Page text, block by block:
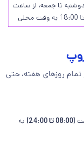
تا جمعه، از ساعت
24/7 و در تمام روزهای هفته، حتی
[08:00 تا 24:00
] به